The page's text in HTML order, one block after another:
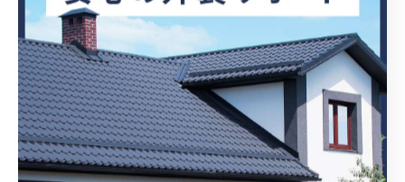
#点検
カテゴリー CATEGORIES
全てのカテゴリー